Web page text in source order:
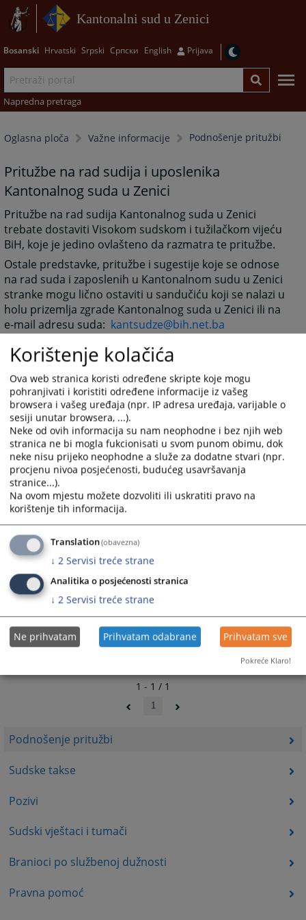
Kantonalni sud u Zenici
Bosanski Hrvatski Srpski Српски English Prijava
Napredna pretraga
Oglasna ploča Važne informacije Podnošenje pritužbi
Podnošenje pritužbi
Sudske takse
Pozivi
Sudski vještaci i tumači
Branioci po službenoj dužnosti
Pravna pomoć
Pritužbe na rad sudija i uposlenika
Kantonalnog suda u Zenici
Pritužbe na rad sudija Kantonalnog suda u Zenici
trebate dostaviti Visokom sudskom i tužilačkom vijeću
BiH, koje je jedino ovlašteno da razmatra te pritužbe.
Ostale predstavke, pritužbe i sugestije koje se odnose
na rad suda i zaposlenih u Kantonalnom sudu u Zenici
stranke mogu lično ostaviti u sandučiću koji se nalazi u
holu prizemlja zgrade Kantonalnog suda u Zenici ili na
e-mail adresu suda: kantsudze@bih.net.ba
6759PREGLEDA
1 - 1 / 1
1
Korištenje kolačića
Ova web stranica koristi određene skripte koje mogu
pohranjivati i koristiti određene informacije iz vašeg
browsera i vašeg uređaja (npr. IP adresa uređaja, varijable o
sesiji unutar browsera, ...).
Neke od ovih informacija su nam neophodne i bez njih web
stranica ne bi mogla fukcionisati u svom punom obimu, dok
neke nisu prijeko neophodne a služe za dodatne stvari (npr.
procjenu nivoa posjećenosti, budućeg usavršavanja
stranice...).
Na ovom mjestu možete dozvoliti ili uskratiti pravo na
korištenje tih informacija.
Translation(obavezna)
↓ 2 Servisi treće strane
Analitika o posjećenosti stranica
↓ 2 Servisi treće strane
Ne prihvatam Prihvatam odabrane Prihvatam sve
Pokreće Klaro!